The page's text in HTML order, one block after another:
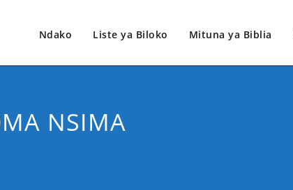
Ndako Liste ya Biloko Mituna ya Biblia
NSIMA